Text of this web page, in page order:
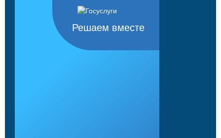
Решаем вместе